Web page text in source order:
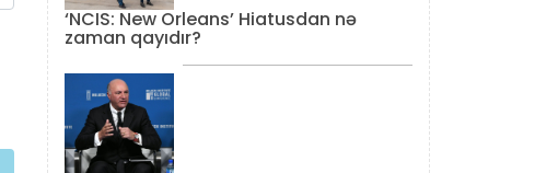
‘NCIS: New Orleans’ Hiatusdan nə
zaman qayıdır?